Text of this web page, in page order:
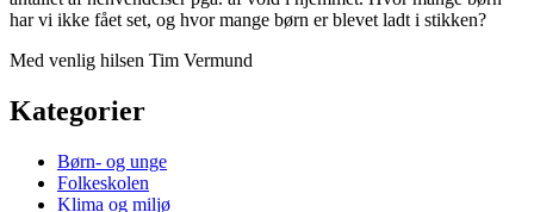
har vi ikke fået set, og hvor mange børn er blevet ladt i stikken?
Med venlig hilsen Tim Vermund
Kategorier
Børn- og unge
Folkeskolen
Klima og miljø